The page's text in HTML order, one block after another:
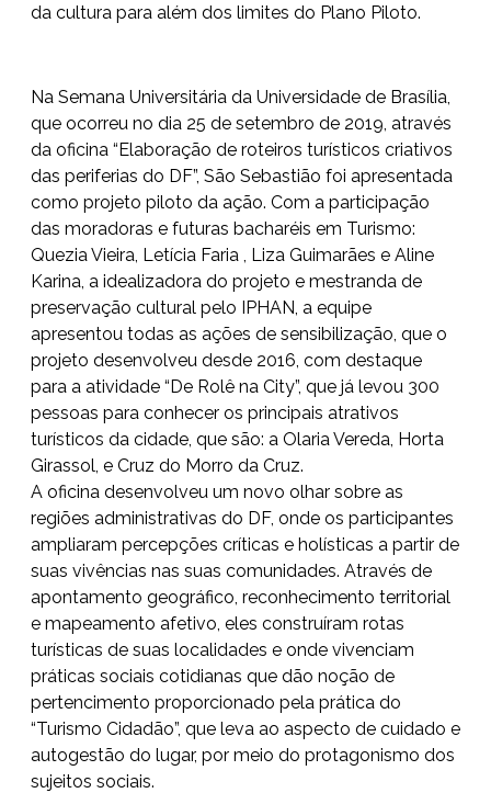
da cultura para além dos limites do Plano Piloto.
Na Semana Universitária da Universidade de Brasília,
que ocorreu no dia 25 de setembro de 2019, através
da oficina “Elaboração de roteiros turísticos criativos
das periferias do DF”, São Sebastião foi apresentada
como projeto piloto da ação. Com a participação
das moradoras e futuras bacharéis em Turismo:
Quezia Vieira, Letícia Faria , Liza Guimarães e Aline
Karina, a idealizadora do projeto e mestranda de
preservação cultural pelo IPHAN, a equipe
apresentou todas as ações de sensibilização, que o
projeto desenvolveu desde 2016, com destaque
para a atividade “De Rolê na City”, que já levou 300
pessoas para conhecer os principais atrativos
turísticos da cidade, que são: a Olaria Vereda, Horta
Girassol, e Cruz do Morro da Cruz.
A oficina desenvolveu um novo olhar sobre as
regiões administrativas do DF, onde os participantes
ampliaram percepções críticas e holísticas a partir de
suas vivências nas suas comunidades. Através de
apontamento geográfico, reconhecimento territorial
e mapeamento afetivo, eles construíram rotas
turísticas de suas localidades e onde vivenciam
práticas sociais cotidianas que dão noção de
pertencimento proporcionado pela prática do
“Turismo Cidadão”, que leva ao aspecto de cuidado e
autogestão do lugar, por meio do protagonismo dos
sujeitos sociais.